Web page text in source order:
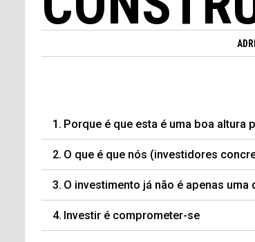
Porque é que esta é uma boa altura
O que é que nós (investidores
O investimento já não é apenas uma
Investir é comprometer-se